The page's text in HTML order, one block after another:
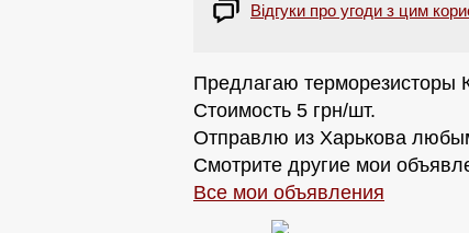
Відгуки про угоди з цим
Предлагаю терморезисторы
Стоимость 5 грн/шт.
Отправлю из Харькова
Смотрите другие мои
Все мои объявления